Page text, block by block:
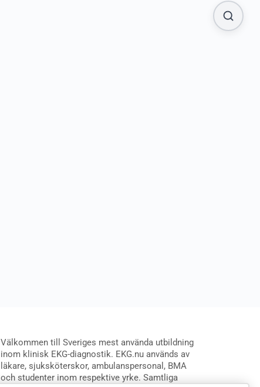
Välkommen till Sveriges mest använda utbildning
inom klinisk EKG-diagnostik. EKG.nu används av
läkare, sjuksköterskor, ambulanspersonal, BMA
och studenter inom respektive yrke. Samtliga